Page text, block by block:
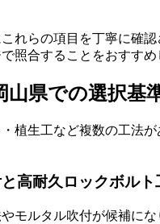
れらの項目を丁寧に確
照合することをおすす
山県での選択基
植生工など複数の工法
高耐久ロックボル
モルタル吹付が候補に